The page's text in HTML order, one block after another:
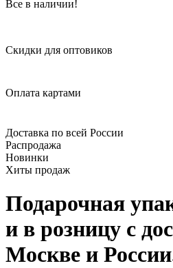
Все в наличии!
Скидки для оптовиков
Оплата картами
Доставка по всей России
Распродажа
Новинки
Хиты продаж
Подарочная
и в розницу с
Москве и